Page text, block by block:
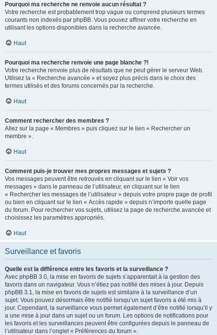
Pourquoi ma recherche ne renvoie aucun résultat ?
Votre recherche est probablement trop vague ou comprend plusieurs termes
courants non indexés par phpBB. Vous pouvez affiner votre recherche en
utilisant les options disponibles dans la recherche avancée.
Haut
Pourquoi ma recherche renvoie une page blanche ?!
Votre recherche renvoie plus de résultats que ne peut gérer le serveur Web.
Utilisez la « Recherche avancée » et soyez plus précis dans le choix des
termes utilisés et des forums concernés par la recherche.
Haut
Comment rechercher des membres ?
Allez sur la page « Membres » puis cliquez sur le lien « Rechercher un
membre ».
Haut
Comment puis-je trouver mes propres messages et sujets ?
Vos messages peuvent être retrouvés en cliquant sur le lien « Voir vos
messages » dans le panneau de l’utilisateur, en cliquant sur le lien
« Rechercher les messages de l’utilisateur » depuis votre propre page de profil
ou bien en cliquant sur le lien « Accès rapide » depuis n’importe quelle page
du forum. Pour rechercher vos sujets, utilisez la page de recherche avancée et
choisissez les paramètres appropriés.
Haut
Surveillance et favoris
Quelle est la différence entre les favoris et la surveillance ?
Avec phpBB 3.0, la mise en favoris de sujets s’apparentait à la gestion des
favoris dans un navigateur. Vous n’étiez pas notifié des mises à jour. Depuis
phpBB 3.1, la mise en favoris de sujets est similaire à la surveillance d’un
sujet. Vous pouvez désormais être notifié lorsqu’un sujet favoris a été mis à
jour. Cependant, la surveillance vous permet également d’être notifié lorsqu’il y
a une mise à jour dans un sujet ou un forum. Les options de notifications pour
les favoris et les surveillances peuvent être configurées depuis le panneau de
l’utilisateur dans l’onglet « Préférences du forum ».